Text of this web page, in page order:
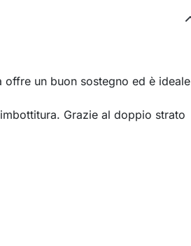
un buon sostegno ed è ideale
Grazie al doppio strato